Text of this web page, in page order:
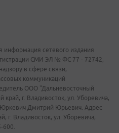
информация сетевого издания
СМИ ЭЛ № ФС 77 - 72742,
в сфере связи,
коммуникаций
ООО "Дальневосточный
г. Владивосток, ул. Уборевича,
Дмитрий Юрьевич. Адрес
г. Владивосток, ул. Уборевича,
600.